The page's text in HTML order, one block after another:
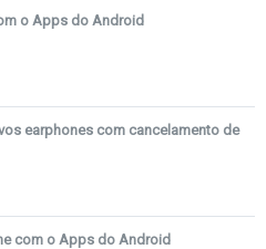
o Apps do Android
earphones com cancelamento de
com o Apps do Android